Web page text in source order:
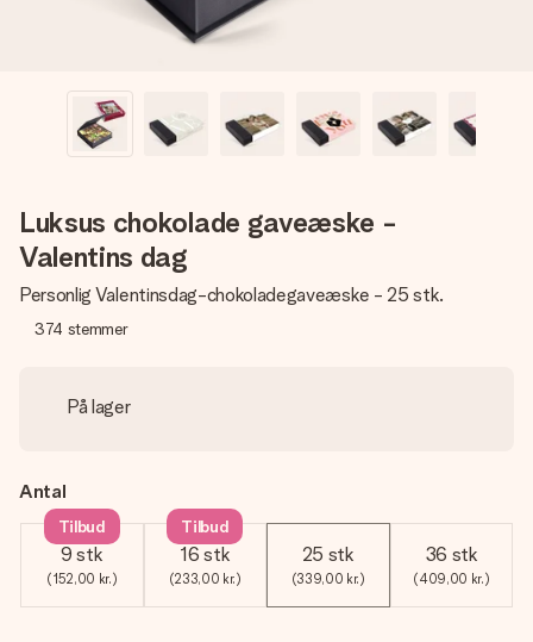
Luksus chokolade gaveæske -
Valentins dag
Personlig Valentinsdag-chokoladegaveæske - 25 stk.
374 stemmer
På lager
Antal
9 stk
(152,00 kr.)
Tilbud
16 stk
(233,00 kr.)
Tilbud
25 stk
(339,00 kr.)
36 stk
(409,00 kr.)